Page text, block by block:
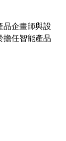
品企畫師與設
擔任智能產品